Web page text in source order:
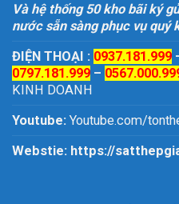
Và hệ thống 50 kho bãi ký
nước sẵn sàng phục vụ quý
ĐIỆN THOẠI : 0937.181.999
0797.181.999 –
KINH DOANH
Youtube: Youtube.com/
Webstie: https://